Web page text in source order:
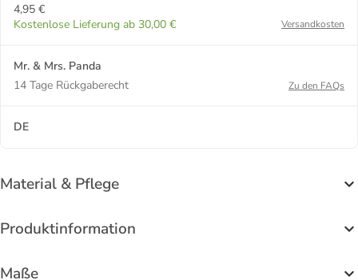
4,95 €
Kostenlose Lieferung ab 30,00 €
Versandkosten
Mr. & Mrs. Panda
14 Tage Rückgaberecht
Zu den FAQs
DE
Material & Pflege
Produktinformation
Maße